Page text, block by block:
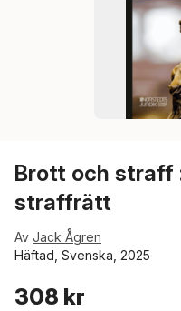
Brott och straff
straffrätt
Av Jack Ågren
Häftad, Svenska, 2025
308 kr